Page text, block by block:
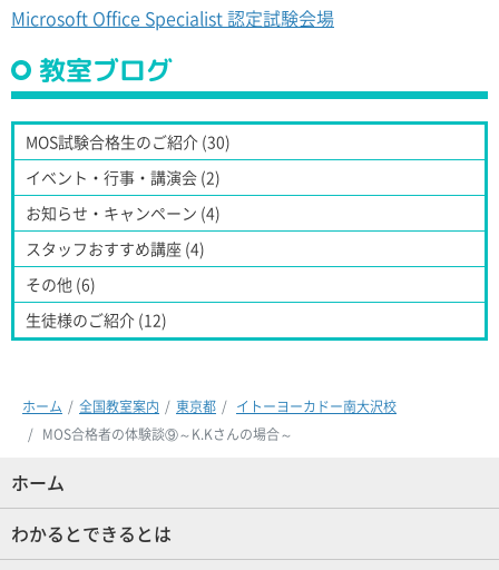
Microsoft Office Specialist 認定試験会場
教室ブログ
MOS試験合格生のご紹介 (30)
イベント・行事・講演会 (2)
お知らせ・キャンペーン (4)
スタッフおすすめ講座 (4)
その他 (6)
生徒様のご紹介 (12)
ホーム 全国教室案内 東京都
イトーヨーカドー南大沢校
MOS合格者の体験談⑨～K.Kさんの場合～
ホーム
わかるとできるとは